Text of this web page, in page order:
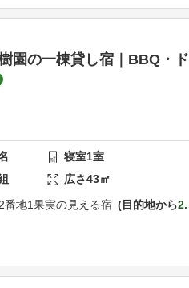
園の一棟貸し宿｜BBQ・ド
寝室1室
広さ43㎡
番地1果実の見える宿 目的地から2.